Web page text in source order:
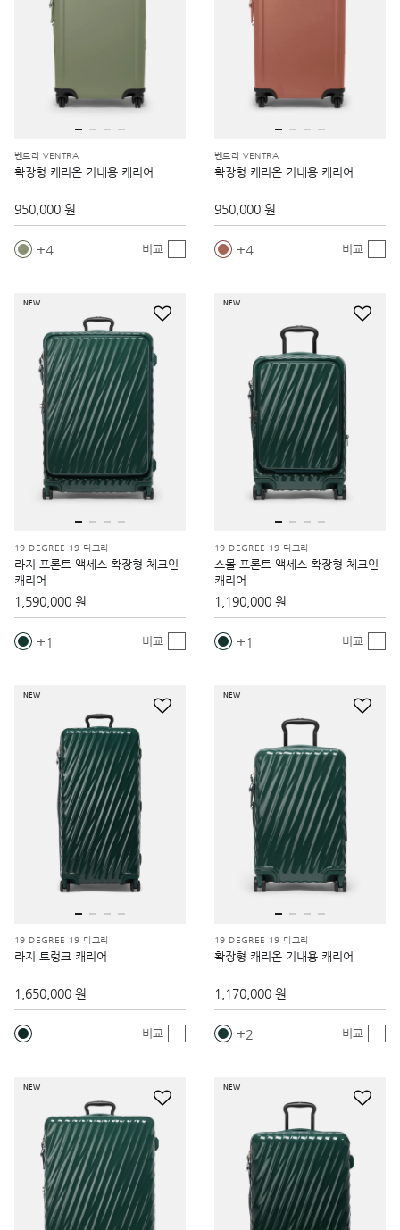
벤트라 VENTRA
확장형 캐리온 기내용 캐리어
950,000 원
4 비교
벤트라 VENTRA
확장형 캐리온 기내용 캐리어
950,000 원
4 비교
NEW
19 DEGREE 19 디그리
라지 프론트 액세스 확장형 체크인
캐리어
1,590,000 원
1 비교
NEW
19 DEGREE 19 디그리
스몰 프론트 액세스 확장형 체크인
캐리어
1,190,000 원
1 비교
NEW
19 DEGREE 19 디그리
라지 트렁크 캐리어
1,650,000 원
비교
NEW
19 DEGREE 19 디그리
확장형 캐리온 기내용 캐리어
1,170,000 원
2 비교
NEW NEW